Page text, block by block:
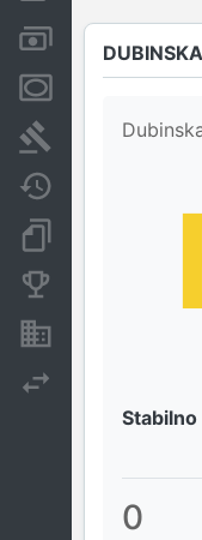
Sudski sporovi
Dokumenti i
Konkurentske
0